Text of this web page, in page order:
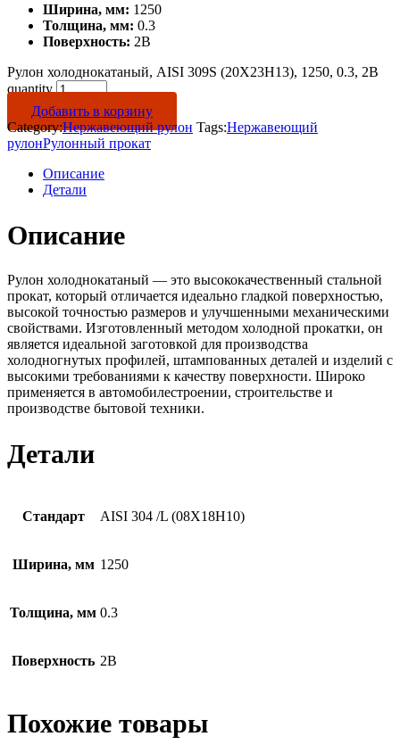
Ширина, мм: 1250
Толщина, мм: 0.3
Поверхность: 2B
Рулон холоднокатаный, AISI 309S (20Х23Н13), 1250, 0.3, 2B
quantity
Добавить в корзину
Category:Нержавеющий рулон Tags:Нержавеющий
рулонРулонный прокат
Описание
Детали
Описание
Рулон холоднокатаный — это высококачественный стальной
прокат, который отличается идеально гладкой поверхностью,
высокой точностью размеров и улучшенными механическими
свойствами. Изготовленный методом холодной прокатки, он
является идеальной заготовкой для производства
холодногнутых профилей, штампованных деталей и изделий с
высокими требованиями к качеству поверхности. Широко
применяется в автомобилестроении, строительстве и
производстве бытовой техники.
Детали
Стандарт AISI 304 /L (08Х18Н10)
Ширина, мм 1250
Толщина, мм 0.3
Поверхность 2B
Похожие товары